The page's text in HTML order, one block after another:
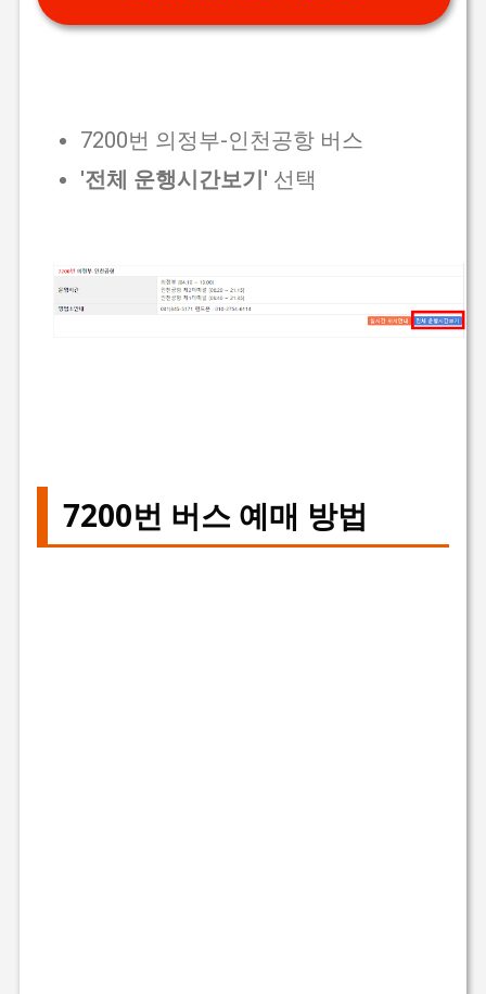
7200번 의정부-인천공항 버스
'전체 운행시간보기' 선택
7200번 버스 예매 방법